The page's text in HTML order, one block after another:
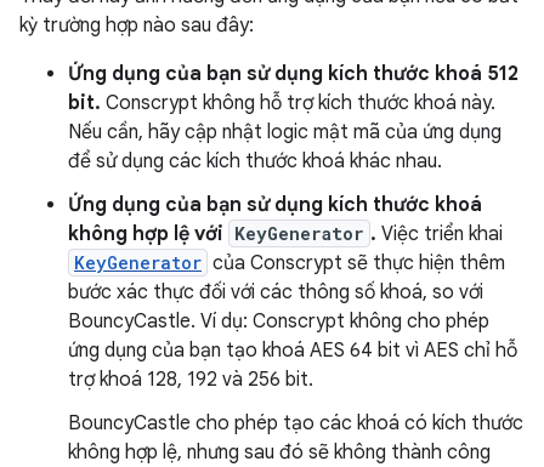
kỳ trường hợp nào sau đây:
Ứng dụng của bạn sử dụng kích thước khoá 512
bit. Conscrypt không hỗ trợ kích thước khoá này.
Nếu cần, hãy cập nhật logic mật mã của ứng dụng
để sử dụng các kích thước khoá khác nhau.
Ứng dụng của bạn sử dụng kích thước khoá
không hợp lệ với KeyGenerator . Việc triển khai
KeyGenerator của Conscrypt sẽ thực hiện thêm
bước xác thực đối với các thông số khoá, so với
BouncyCastle. Ví dụ: Conscrypt không cho phép
ứng dụng của bạn tạo khoá AES 64 bit vì AES chỉ hỗ
trợ khoá 128, 192 và 256 bit.
BouncyCastle cho phép tạo các khoá có kích thước
không hợp lệ, nhưng sau đó sẽ không thành công